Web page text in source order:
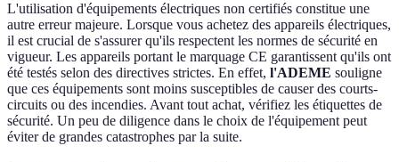
L'utilisation d'équipements électriques non certifiés constitue une
autre erreur majeure. Lorsque vous achetez des appareils électriques,
il est crucial de s'assurer qu'ils respectent les normes de sécurité en
vigueur. Les appareils portant le marquage CE garantissent qu'ils ont
été testés selon des directives strictes. En effet, l'ADEME souligne
que ces équipements sont moins susceptibles de causer des courts-
circuits ou des incendies. Avant tout achat, vérifiez les étiquettes de
sécurité. Un peu de diligence dans le choix de l'équipement peut
éviter de grandes catastrophes par la suite.